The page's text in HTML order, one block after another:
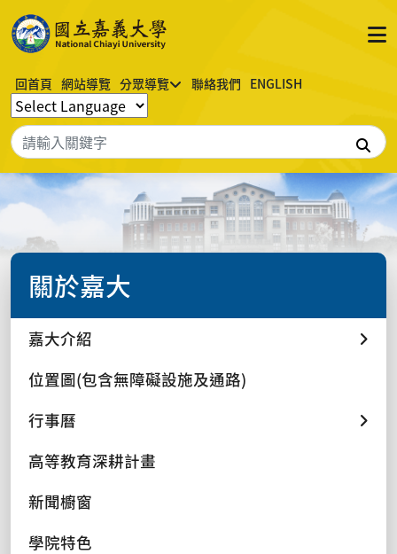
回首頁 網站導覽 分眾導覽 聯絡我們 ENGLISH
搜尋
關於嘉大
嘉大介紹
位置圖(包含無障礙設施及通路)
行事曆
高等教育深耕計畫
新聞櫥窗
學院特色